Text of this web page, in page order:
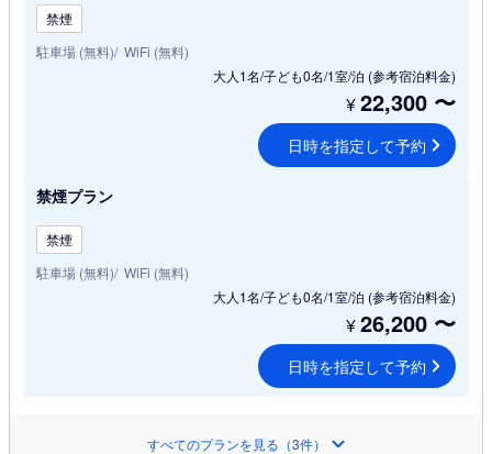
禁煙
駐車場 (無料) WiFi (無料)
大人1名/子ども0名/1室/泊 (参考宿泊料金)
¥22,300 〜
日時を指定して予約
禁煙プラン
禁煙
駐車場 (無料) WiFi (無料)
大人1名/子ども0名/1室/泊 (参考宿泊料金)
¥26,200 〜
日時を指定して予約
すべてのプランを見る（3件）